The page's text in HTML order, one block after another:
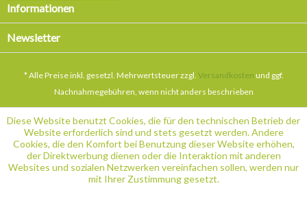
Informationen
Newsletter
* Alle Preise inkl. gesetzl. Mehrwertsteuer zzgl. Versandkosten und ggf.
Nachnahmegebühren, wenn nicht anders beschrieben
Diese Website benutzt Cookies, die für den technischen Betrieb der
Website erforderlich sind und stets gesetzt werden. Andere
Cookies, die den Komfort bei Benutzung dieser Website erhöhen,
der Direktwerbung dienen oder die Interaktion mit anderen
Websites und sozialen Netzwerken vereinfachen sollen, werden nur
mit Ihrer Zustimmung gesetzt.